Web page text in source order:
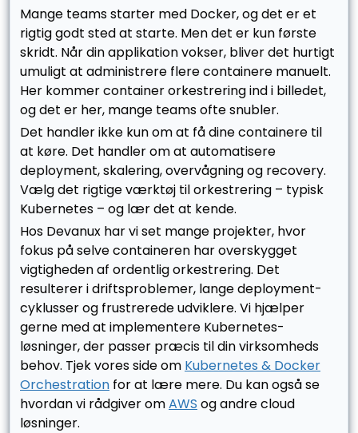
Mange teams starter med Docker, og det er et
rigtig godt sted at starte. Men det er kun første
skridt. Når din applikation vokser, bliver det hurtigt
umuligt at administrere flere containere manuelt.
Her kommer container orkestrering ind i billedet,
og det er her, mange teams ofte snubler.
Det handler ikke kun om at få dine containere til
at køre. Det handler om at automatisere
deployment, skalering, overvågning og recovery.
Vælg det rigtige værktøj til orkestrering – typisk
Kubernetes – og lær det at kende.
Hos Devanux har vi set mange projekter, hvor
fokus på selve containeren har overskygget
vigtigheden af ordentlig orkestrering. Det
resulterer i driftsproblemer, lange deployment-
cyklusser og frustrerede udviklere. Vi hjælper
gerne med at implementere Kubernetes-
løsninger, der passer præcis til din virksomheds
behov. Tjek vores side om Kubernetes & Docker
Orchestration for at lære mere. Du kan også se
hvordan vi rådgiver omAWS og andre cloud
løsninger.